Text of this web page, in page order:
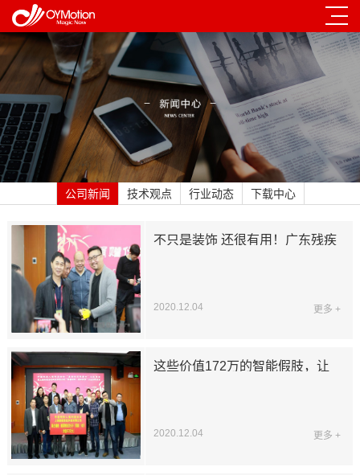
公司新闻 技术观点 行业动态 下载中心
不只是装饰 还很有用！广东残疾
2020.12.04 更多 +
这些价值172万的智能假肢，让
2020.12.04 更多 +